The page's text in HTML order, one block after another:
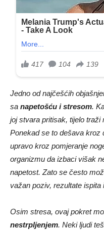
Jedno od najčešćih
sa napetošću i stresom.
joj stvara pritisak, tijelo traži
Ponekad se to dešava kroz
upravo kroz pomjeranje
organizmu da izbaci višak
napetost. Zato se često
važan poziv, rezultate
Osim stresa, ovaj pokret
nestrpljenjem. Neki ljudi